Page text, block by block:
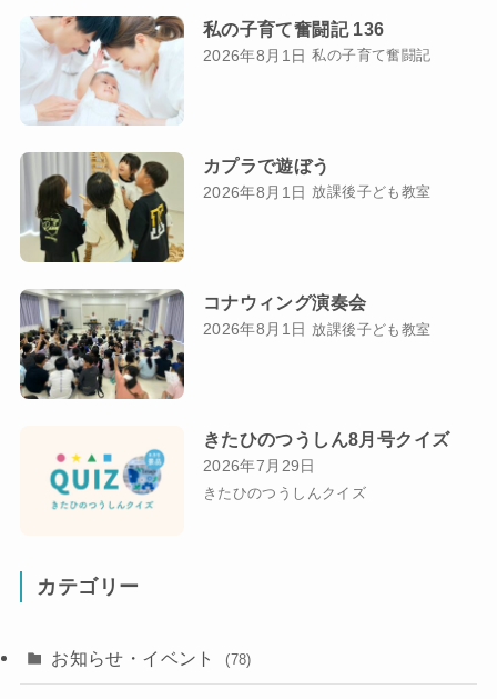
私の子育て奮闘記 136
2026年8月1日 私の子育て奮闘記
カプラで遊ぼう
2026年8月1日 放課後子ども教室
コナウィング演奏会
2026年8月1日 放課後子ども教室
きたひのつうしん8月号クイズ
2026年7月29日
きたひのつうしんクイズ
カテゴリー
お知らせ・イベント (78)